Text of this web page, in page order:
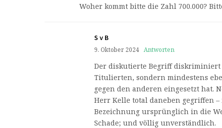
Woher kommt bitte die Zahl 700.000?
S v B
9. Oktober 2024 Antworten
Der diskutierte Begriff
Titulierten, sondern mindestens
gegen den anderen eingesetzt hat.
Herr Kelle total daneben gegriffen
Bezeichnung ursprünglich in die
Schade; und völlig unverständlich.